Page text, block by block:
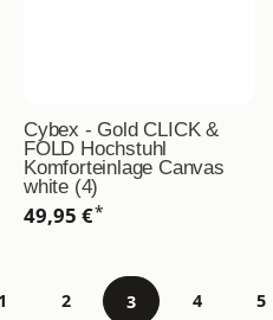
Cybex - Gold CLICK &
FOLD Hochstuhl
Komforteinlage Canvas
white (4)
49,95 €*
2 3 4 5